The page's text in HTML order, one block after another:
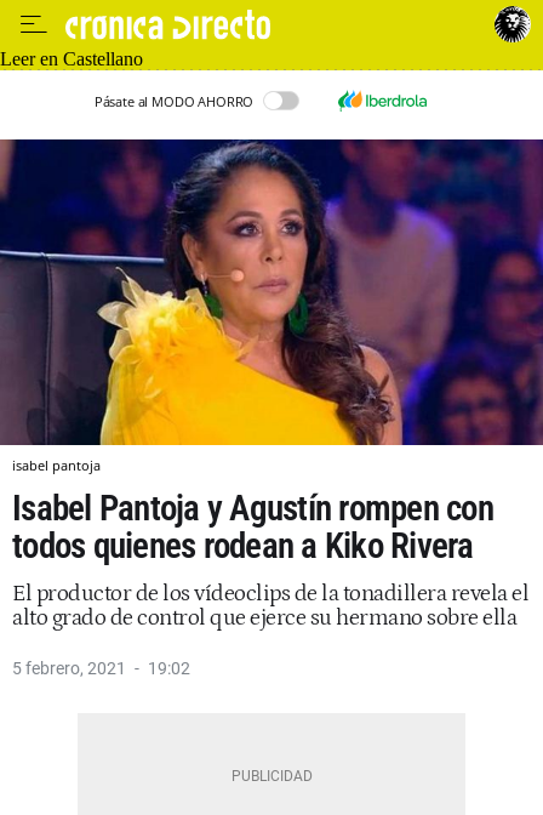
Leer en Castellano
Pásate al MODO AHORRO
isabel pantoja
Isabel Pantoja y Agustín rompen con
todos quienes rodean a Kiko Rivera
El productor de los vídeoclips de la tonadillera revela el
alto grado de control que ejerce su hermano sobre ella
5 febrero, 2021 19:02